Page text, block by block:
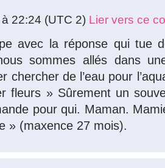
22:24 (UTC 2) Lier vers ce
avec la réponse qui tue
sommes allés dans
chercher de l’eau pour
fleurs » Sûrement un
pour qui. Maman.
» (maxence 27 mois).